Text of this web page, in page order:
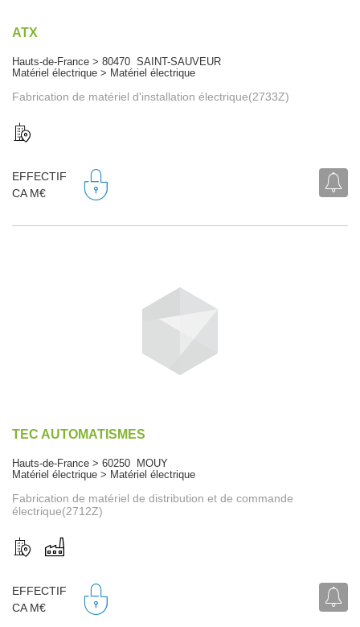
ATX
Hauts-de-France > 80470 SAINT-SAUVEUR
Matériel électrique > Matériel électrique
Fabrication de matériel d'installation électrique(2733Z)
EFFECTIF
CA M€
TEC AUTOMATISMES
Hauts-de-France > 60250 MOUY
Matériel électrique > Matériel électrique
Fabrication de matériel de distribution et de commande
électrique(2712Z)
EFFECTIF
CA M€